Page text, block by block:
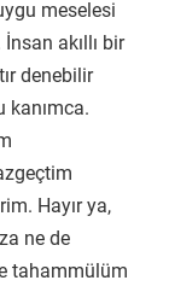
meselesi
akıllı bir
denebilir
kanımca.
Hayır ya,
ne de
tahammülüm